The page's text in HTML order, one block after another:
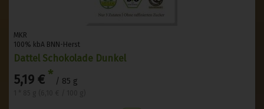
MKR
100% kbA BNN-Herst
Dattel Schokolade Dunkel
5,19 € * / 85 g